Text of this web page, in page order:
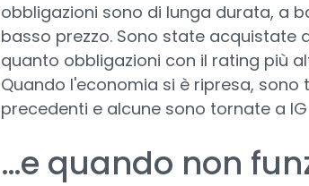
obbligazioni sono di lunga durata, a
basso prezzo. Sono state acquistate
quanto obbligazioni con il rating più
Quando l'economia si è ripresa, sono
precedenti e alcune sono tornate a
…e quando non